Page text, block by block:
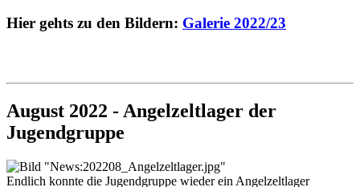
Hier gehts zu den Bildern: Galerie 2022/23
August 2022 - Angelzeltlager der
Jugendgruppe
Endlich konnte die Jugendgruppe wieder ein Angelzeltlager